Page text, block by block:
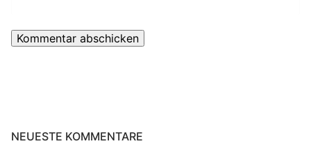
NEUESTE KOMMENTARE